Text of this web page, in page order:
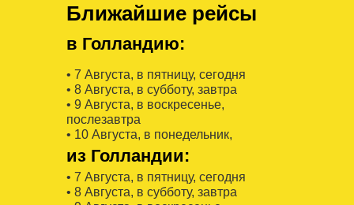
Ближайшие рейсы
в Голландию:
• 7 Августa, в пятницу, сегодня
• 8 Августa, в субботу, завтра
• 9 Августa, в воскресенье,
послезавтра
• 10 Августa, в понедельник,
из Голландии:
• 7 Августa, в пятницу, сегодня
• 8 Августa, в субботу, завтра